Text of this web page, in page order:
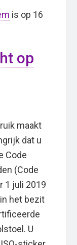
is op 16
op
maakt
dat u
Code
(Code
1 juli 2019
het bezit
U